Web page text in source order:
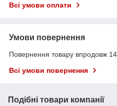
Всі умови оплати
Умови повернення
Повернення товару впродовж 14
Всі умови повернення
Подібні товари компанії